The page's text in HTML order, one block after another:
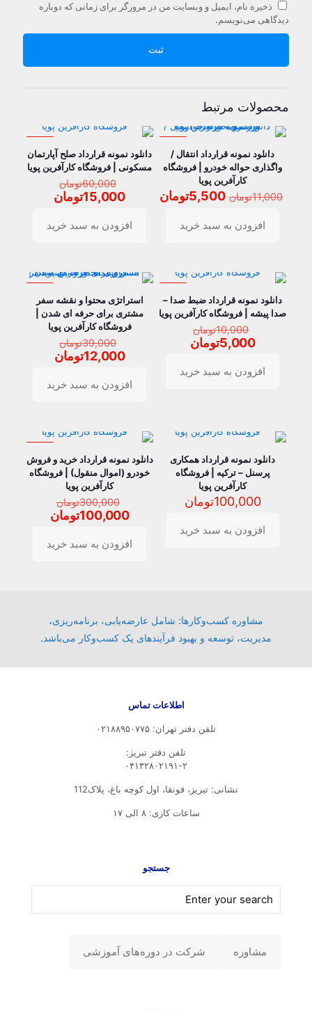
ذخیره نام، ایمیل و وبسایت من در مرورگر برای زمانی که دوباره
دیدگاهی می‌نویسم.
محصولات مرتبط
دانلود نمونه قرارداد انتقال /
واگذاری حواله خودرو | فروشگاه
کارآفرین پویا
11,000تومان قیمت
11,000تومان
بود.
5,500تومان
5,500تومان
افزودن به سبد خرید
دانلود نمونه قرارداد صلح آپارتمان
مسکونی | فروشگاه کارآفرین پویا
60,000تومانقیمت
اصلی
بود.
15,000تومانقیمت
است.
افزودن به سبد خرید
دانلود نمونه قرارداد ضبط صدا –
صدا پیشه | فروشگاه کارآفرین پویا
10,000تومانقیمت
اصلی
10,000تومان
بود.
5,000تومان
است.
افزودن به سبد خرید
استراتژی محتوا و نقشه سفر
مشتری برای حرفه ای شدن |
فروشگاه کارآفرین پویا
39,000تومانقیمت
اصلی
بود.
12,000تومان
است.
افزودن به سبد خرید
دانلود نمونه قرارداد همکاری
پرسنل – ترکیه | فروشگاه
کارآفرین پویا
100,000تومان
افزودن به سبد خرید
دانلود نمونه قرارداد خرید و فروش
خودرو (اموال منقول) | فروشگاه
کارآفرین پویا
300,000تومانقیمت
اصلی
بود.
100,000تومان
افزودن به سبد خرید
مشاوره کسب‌وکارها: شامل عارضه‌یابی، برنامه‌ریزی،
مدیریت، توسعه و بهبود فرآیندهای یک کسب‌وکار می‌باشد.
اطلاعات تماس
تلفن دفتر تهران: ۰۲۱۸۸۹۵۰۷۷۵
تلفن‌ دفتر تبریز:
۰۴۱۳۲۸۰۲۱۹۱-۲
نشانی: تبریز، قونقا، اول کوچه باغ، پلاک112
ساعات کاری: ۸ الی ۱۷
جستجو
مشاوره شرکت در دوره‌های آموزشی